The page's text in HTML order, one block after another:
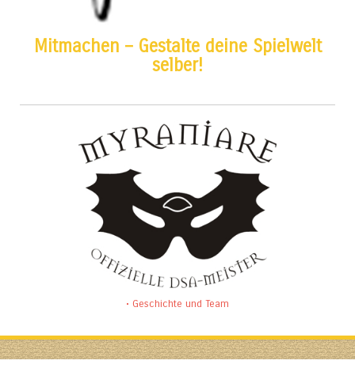
Mitmachen – Gestalte deine Spielwelt
selber!
• Geschichte und Team